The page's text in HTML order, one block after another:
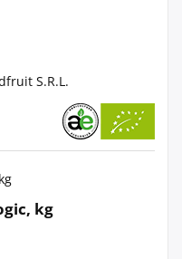
S.R.L.
kg